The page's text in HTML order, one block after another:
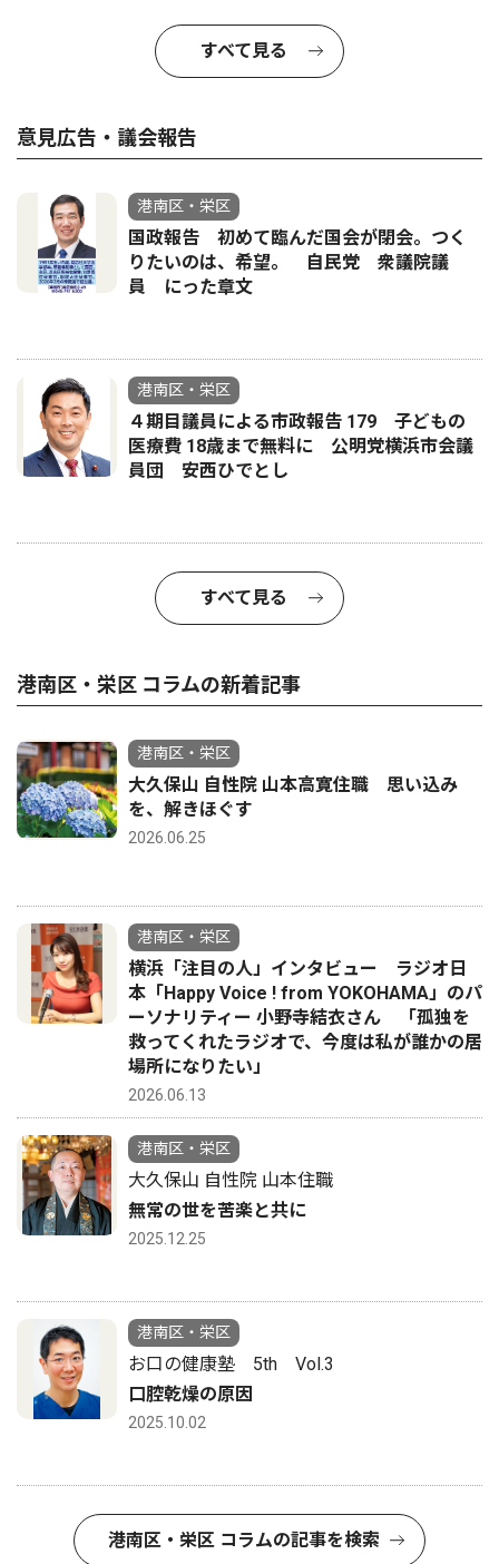
すべて見る
意見広告・議会報告
港南区・栄区
国政報告 初めて臨んだ国会が閉会。つく
りたいのは、希望。 自民党 衆議院議
員 にった章文
港南区・栄区
４期目議員による市政報告 179 子どもの
医療費 18歳まで無料に 公明党横浜市会議
員団 安西ひでとし
すべて見る
港南区・栄区 コラムの新着記事
港南区・栄区
大久保山 自性院 山本高寛住職 思い込み
を、解きほぐす
2026.06.25
港南区・栄区
横浜「注目の人」インタビュー ラジオ日
本「Happy Voice ! from YOKOHAMA」のパ
ーソナリティー 小野寺結衣さん 「孤独を
救ってくれたラジオで、今度は私が誰かの居
場所になりたい」
2026.06.13
港南区・栄区
大久保山 自性院 山本住職
無常の世を苦楽と共に
2025.12.25
港南区・栄区
お口の健康塾 5th Vol.3
口腔乾燥の原因
2025.10.02
港南区・栄区 コラムの記事を検索